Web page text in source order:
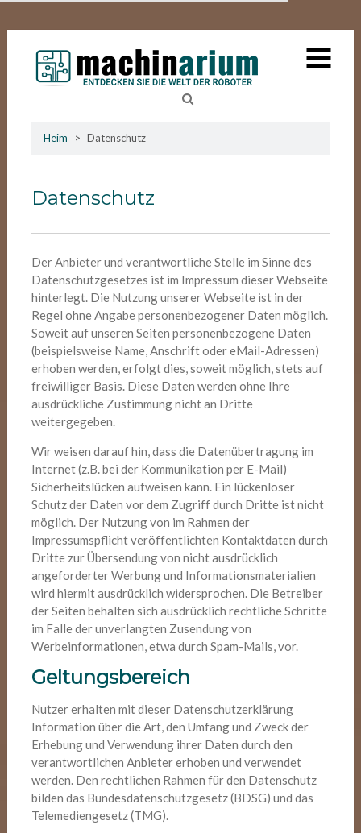
Heim
Über Machinarium
Deutschland
content
Machinarium
Entdecken die Welt der Roboter
Heim > Datenschutz
Datenschutz
Der Anbieter und verantwortliche Stelle im Sinne des
Datenschutzgesetzes ist im Impressum dieser Webseite
hinterlegt. Die Nutzung unserer Webseite ist in der
Regel ohne Angabe personenbezogener Daten möglich.
Soweit auf unseren Seiten personenbezogene Daten
(beispielsweise Name, Anschrift oder eMail-Adressen)
erhoben werden, erfolgt dies, soweit möglich, stets auf
freiwilliger Basis. Diese Daten werden ohne Ihre
ausdrückliche Zustimmung nicht an Dritte
weitergegeben.
Wir weisen darauf hin, dass die Datenübertragung im
Internet (z.B. bei der Kommunikation per E-Mail)
Sicherheitslücken aufweisen kann. Ein lückenloser
Schutz der Daten vor dem Zugriff durch Dritte ist nicht
möglich. Der Nutzung von im Rahmen der
Impressumspflicht veröffentlichten Kontaktdaten durch
Dritte zur Übersendung von nicht ausdrücklich
angeforderter Werbung und Informationsmaterialien
wird hiermit ausdrücklich widersprochen. Die Betreiber
der Seiten behalten sich ausdrücklich rechtliche Schritte
im Falle der unverlangten Zusendung von
Werbeinformationen, etwa durch Spam-Mails, vor.
Geltungsbereich
Nutzer erhalten mit dieser Datenschutzerklärung
Information über die Art, den Umfang und Zweck der
Erhebung und Verwendung ihrer Daten durch den
verantwortlichen Anbieter erhoben und verwendet
werden. Den rechtlichen Rahmen für den Datenschutz
bilden das Bundesdatenschutzgesetz (BDSG) und das
Telemediengesetz (TMG).